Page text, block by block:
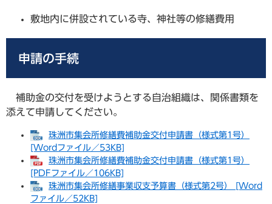
敷地内に併設されている寺、神社等の修繕費用
申請の手続
補助金の交付を受けようとする自治組織は、関係書類を
添えて申請してください。
珠洲市集会所修繕費補助金交付申請書（様式第1号）
[Wordファイル／53KB]
珠洲市集会所修繕費補助金交付申請書（様式第1号）
[PDFファイル／106KB]
珠洲市集会所修繕事業収支予算書（様式第2号） [Word
ファイル／52KB]